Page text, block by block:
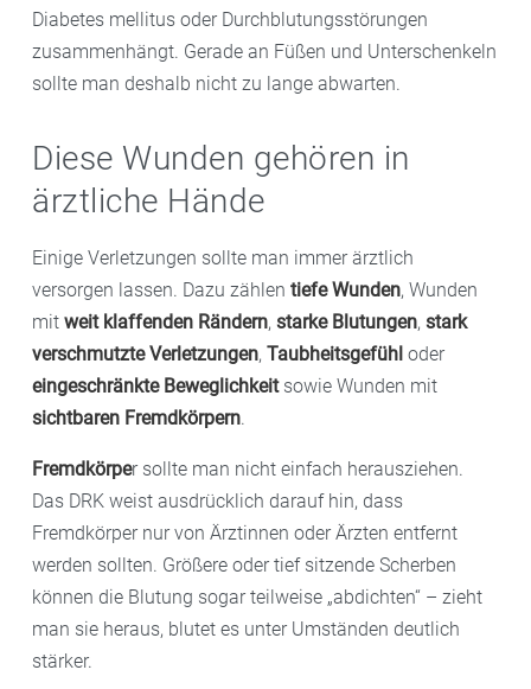
Diabetes mellitus oder Durchblutungsstörungen
zusammenhängt. Gerade an Füßen und Unterschenkeln
sollte man deshalb nicht zu lange abwarten.
Diese Wunden gehören in
ärztliche Hände
Einige Verletzungen sollte man immer ärztlich
versorgen lassen. Dazu zählen tiefe Wunden, Wunden
mit weit klaffenden Rändern, starke Blutungen, stark
verschmutzte Verletzungen, Taubheitsgefühl oder
eingeschränkte Beweglichkeitsowie Wunden mit
sichtbaren Fremdkörpern.
Fremdkörper sollte man nicht einfach herausziehen.
Das DRK weist ausdrücklich darauf hin, dass
Fremdkörper nur von Ärztinnen oder Ärzten entfernt
werden sollten. Größere oder tief sitzende Scherben
können die Blutung sogar teilweise „abdichten“ – zieht
man sie heraus, blutet es unter Umständen deutlich
stärker.